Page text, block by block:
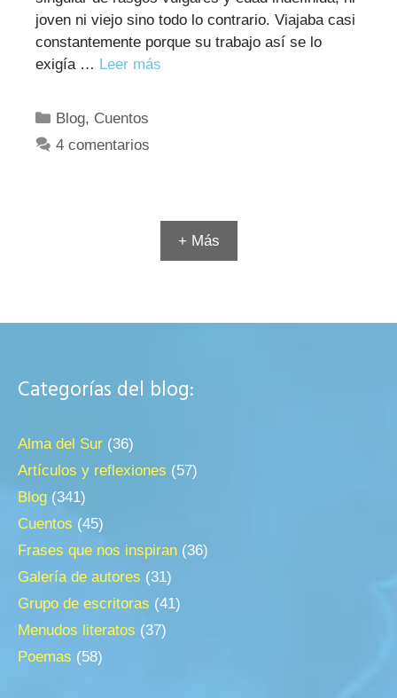
joven ni viejo sino todo lo contrario. Viajaba casi
constantemente porque su trabajo así se lo
exigía … Leer más
Categorías
Blog, Cuentos
4 comentarios
+ Más
Categorías del blog:
Alma del Sur (36)
Artículos y reflexiones (57)
Blog (341)
Cuentos (45)
Frases que nos inspiran (36)
Galería de autores (31)
Grupo de escritoras (41)
Menudos literatos (37)
Poemas (58)